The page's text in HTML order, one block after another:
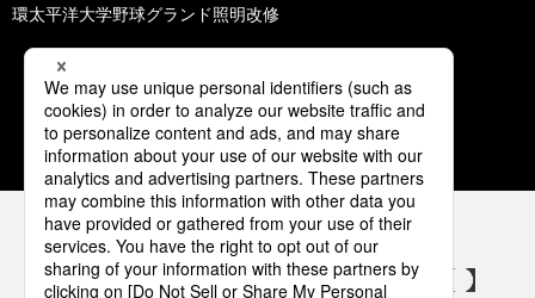
環太平洋大学野球グランド照明改修
2 3 4 5 6
パナソニックの電気設備 SNSアカウント